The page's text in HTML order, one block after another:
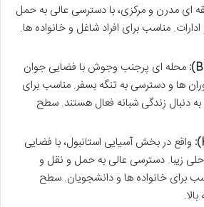
ای مدرن و مرکزی، با دسترسی عالی به حمل
مناسب برای افراد شاغل و خانواده ها.
محله ای پرجنب وجوش با فضایی جوان
ها و دسترسی به تنگه بسفر. مناسب برای
به دنبال زندگی شبانه فعال هستند. سطح
واقع در بخش آسیایی استانبول، با فضایی
زیبا. دسترسی عالی به حمل و نقل و
برای خانواده ها و دانشجویان. سطح